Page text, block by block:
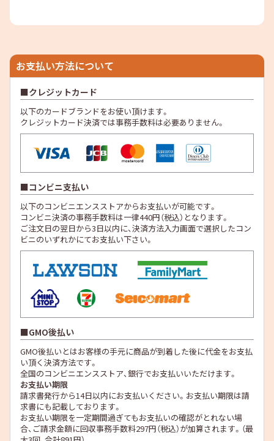
お支払い方法について
クレジットカード
以下のカードブランドをお使い頂けます。
クレジットカード決済では事務手数料は必要ありません。
コンビニ支払い
以下のコンビニエンスストアからお支払いが可能です。
コンビニ決済の事務手数料は一律440円（税込）となります。
ご注文日の翌日から3日以内に、決済方法入力画面で選択したコン
ビニのいずれかにてお支払い下さい。
GMO後払い
GMO後払いとはお客様の手元に商品が到着した後に代金をお支払
い頂く決済方法です。
全国のコンビニエンスストア、銀行でお支払いいただけます。
お支払い期限
請求書発行から14日以内にお支払いください。お支払い期限は請
求書にも記載しております。
お支払い期限を一定期間過ぎてもお支払いの確認がとれない場
合、ご請求金額に回収事務手数料297円（税込）が加算されます。（最